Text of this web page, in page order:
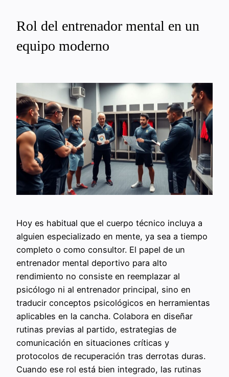
Rol del entrenador mental en un
equipo moderno
Hoy es habitual que el cuerpo técnico incluya a
alguien especializado en mente, ya sea a tiempo
completo o como consultor. El papel de un
entrenador mental deportivo para alto
rendimiento no consiste en reemplazar al
psicólogo ni al entrenador principal, sino en
traducir conceptos psicológicos en herramientas
aplicables en la cancha. Colabora en diseñar
rutinas previas al partido, estrategias de
comunicación en situaciones críticas y
protocolos de recuperación tras derrotas duras.
Cuando ese rol está bien integrado, las rutinas